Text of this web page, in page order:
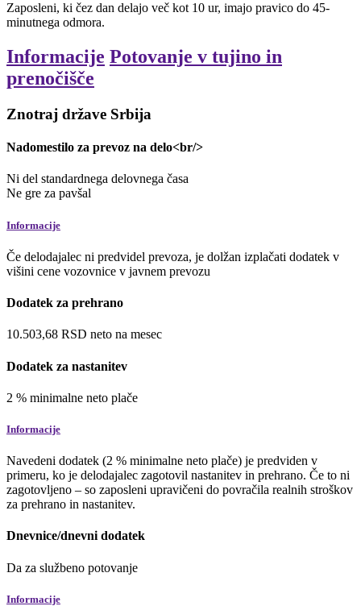
Zaposleni, ki čez dan delajo več kot 10 ur, imajo pravico do 45-
minutnega odmora.
Informacije Potovanje v tujino in
prenočišče
Znotraj države Srbija
Nadomestilo za prevoz na delo<br/>
Ni del standardnega delovnega časa
Ne gre za pavšal
Informacije
Če delodajalec ni predvidel prevoza, je dolžan izplačati dodatek v
višini cene vozovnice v javnem prevozu
Dodatek za prehrano
10.503,68 RSD neto na mesec
Dodatek za nastanitev
2 % minimalne neto plače
Informacije
Navedeni dodatek (2 % minimalne neto plače) je predviden v
primeru, ko je delodajalec zagotovil nastanitev in prehrano. Če to ni
zagotovljeno – so zaposleni upravičeni do povračila realnih stroškov
za prehrano in nastanitev.
Dnevnice/dnevni dodatek
Da za službeno potovanje
Informacije